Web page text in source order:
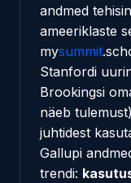
andmed
ameeriklaste
mysummit
Stanfordi
Brookingsi
näeb
juhtidest
Gallupi
trendi: